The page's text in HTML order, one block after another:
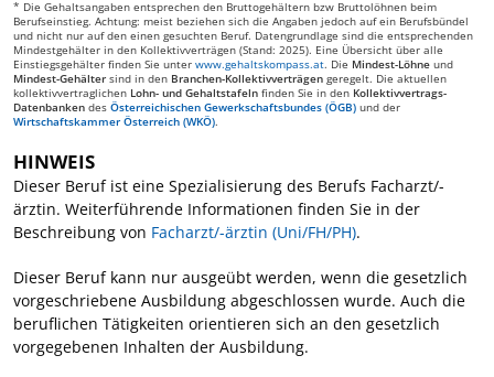
* Die Gehaltsangaben entsprechen den Bruttogehältern bzw Bruttolöhnen beim
Berufseinstieg. Achtung: meist beziehen sich die Angaben jedoch auf ein Berufsbündel
und nicht nur auf den einen gesuchten Beruf. Datengrundlage sind die entsprechenden
Mindestgehälter in den Kollektivverträgen (Stand: 2025). Eine Übersicht über alle
Einstiegsgehälter finden Sie unter www.gehaltskompass.at. Die Mindest-Löhne und
Mindest-Gehälter sind in den Branchen-Kollektivverträgen geregelt. Die aktuellen
kollektivvertraglichen Lohn- und Gehaltstafeln finden Sie in den Kollektivvertrags-
Datenbanken des Österreichischen Gewerkschaftsbundes (ÖGB) und der
Wirtschaftskammer Österreich (WKÖ).
HINWEIS
Dieser Beruf ist eine Spezialisierung des Berufs Facharzt/-
ärztin. Weiterführende Informationen finden Sie in der
Beschreibung von Facharzt/-ärztin (Uni/FH/PH).
Dieser Beruf kann nur ausgeübt werden, wenn die gesetzlich
vorgeschriebene Ausbildung abgeschlossen wurde. Auch die
beruflichen Tätigkeiten orientieren sich an den gesetzlich
vorgegebenen Inhalten der Ausbildung.